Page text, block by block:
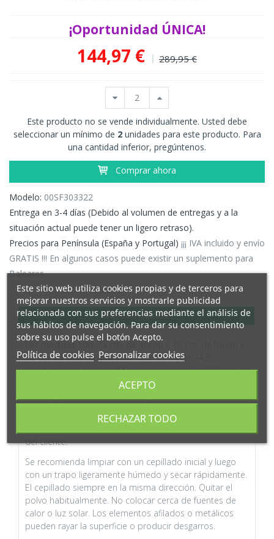
¡Oportunidad ÚNICA!
144,97 € 289,95 €
Este producto no se vende individualmente. Usted debe
seleccionar un mínimo de 2unidades para este producto. Para
una cantidad inferior, pregúntenos.
Comprar ahora
Modelo: 00SF303322
Entrega en 3-4 días (Debido al volumen de entregas y a la
situación actual puede tener un ligero retraso).
Precios para Península (España y Portugal) ¡¡¡ IVA incluido y envío
GRATIS !!! En algunos casos puede existir un suplemento para
Baleares.
MÁS INFORMACIÓN
Las medidas son: 75 cm. de ancho x 70 cm. de fondo x
80 cm. de alto. La altura del asiento es de 44,5
cm.,tiene un fondo de 55 cm. y un ancho de 60,5 cm.La
altura del respaldo es de 35,5 cm. y el ancho es de 51
del cliente.
Se recomienda limpiar con un cepillado inicial y luego
con un trapo ligeramente húmedo y secar rápidamente.
El cepillado siempre en la misma dirección. Quitar el
polvo habitualmente. No colocar cerca de fuentes de
calor o luz solar. Los elementos afilados o metálicos
pueden rayar la superficie o producir desgarros.
Este sitio web utiliza cookies propias y de terceros para
mejorar nuestros servicios y mostrarle publicidad
relacionada con sus preferencias mediante el análisis de
sus hábitos de navegación. Para dar su consentimiento
sobre su uso pulse el botón Acepto.
Política de cookies Personalizar cookies
RECHAZAR TODO
ACEPTO